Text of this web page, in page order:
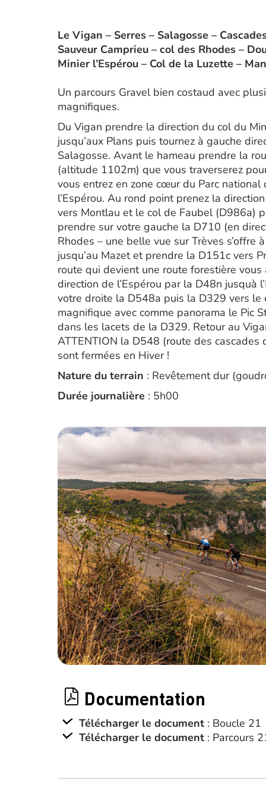
Le Vigan – Serres – Salagosse –
Sauveur Camprieu – col des Rhodes –
Minier l’Espérou – Col de la Luzette –
Un parcours Gravel bien costaud avec
magnifiques.
Du Vigan prendre la direction du col du
jusqu’aux Plans puis tournez à gauche
Salagosse. Avant le hameau prendre la
(altitude 1102m) que vous traverserez
vous entrez en zone cœur du Parc
l’Espérou. Au rond point prenez la
vers Montlau et le col de Faubel (D986a)
prendre sur votre gauche la D710 (en
Rhodes – une belle vue sur Trèves
jusqu’au Mazet et prendre la D151c vers
route qui devient une route forestière
direction de l’Espérou par la D48n jusquà
votre droite la D548a puis la D329 vers
magnifique avec comme panorama le Pic
dans les lacets de la D329. Retour au
ATTENTION la D548 (route des
sont fermées en Hiver !
Nature du terrain : Revêtement dur
Durée journalière : 5h00
Documentation
Télécharger le document : Boucle 21
Télécharger le document : Parcours